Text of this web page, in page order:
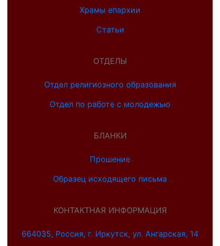
Храмы епархии
Статьи
ОТДЕЛЫ
Отдел религиозного образования
Отдел по работе с молодежью
БЛАНКИ
Прошение
Образец исходящего письма
КОНТАКТНАЯ ИНФОРМАЦИЯ
664035, Россия, г. Иркутск, ул. Ангарская, 14